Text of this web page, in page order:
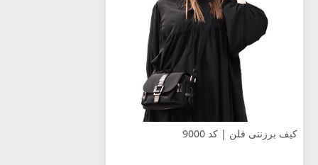
کیف برزنتی فلن | کد 9000